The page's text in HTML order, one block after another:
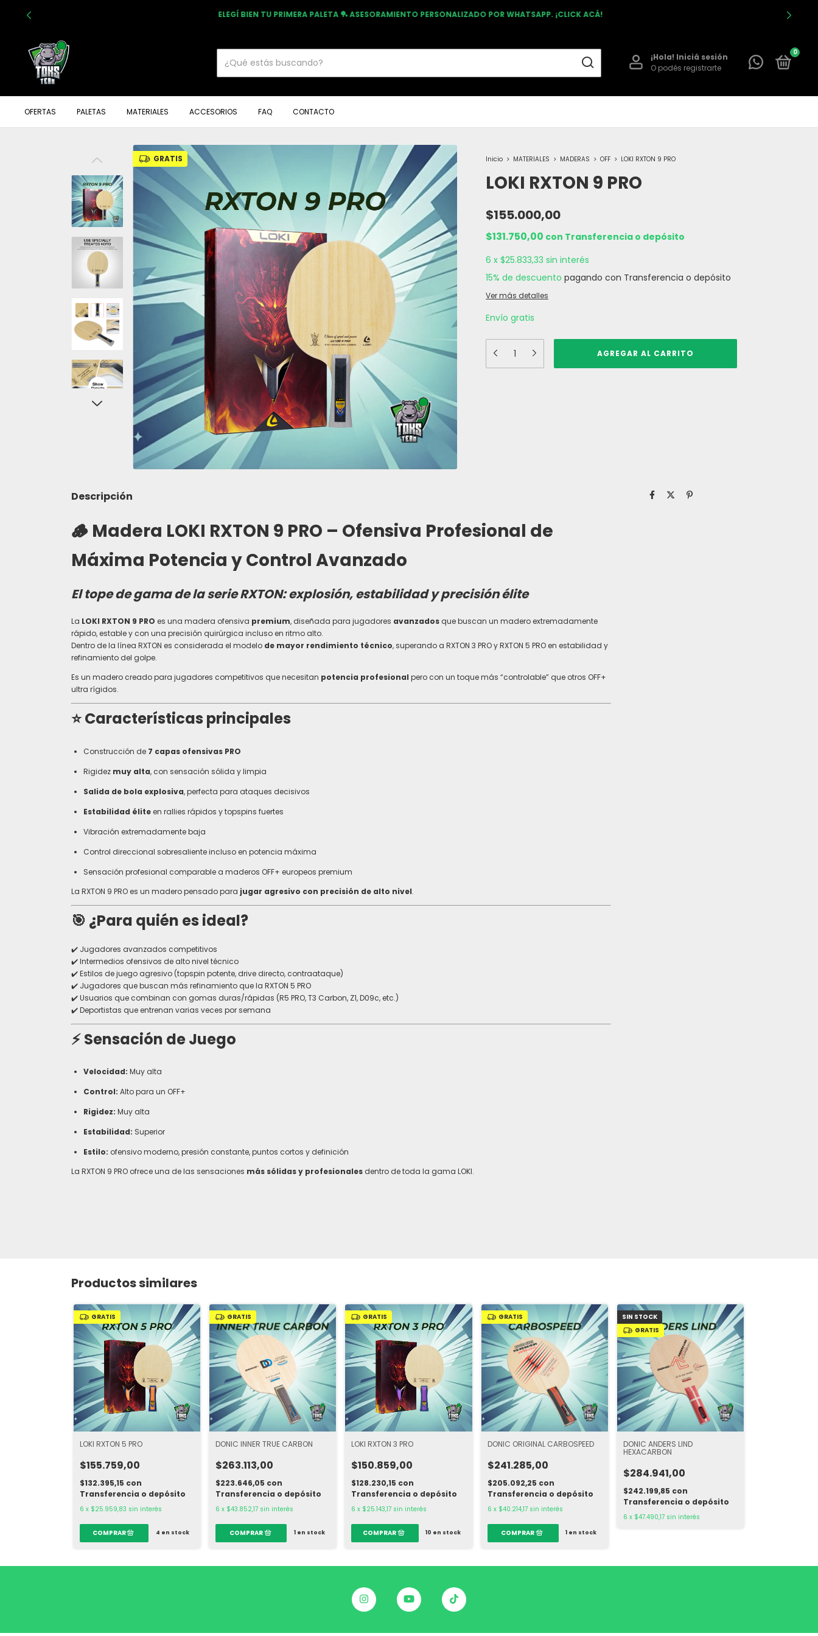
ELEGÍ BIEN TU PRIMERA PALETA 🏓 ASESORAMIENTO PERSONALIZADO POR WHATSAPP. ¡CLICK ACÁ!
¡Hola! Iniciá sesión
O podés registrarte
0
OFERTAS PALETAS MATERIALES ACCESORIOS FAQ CONTACTO
GRATIS Inicio > MATERIALES > MADERAS > OFF > LOKI RXTON 9 PRO
LOKI RXTON 9 PRO
$155.000,00
$131.750,00 con Transferencia o depósito
6 x $25.833,33 sin interés
15% de descuento pagando con Transferencia o depósito
Ver más detalles
Envío gratis
Descripción
🪵 Madera LOKI RXTON 9 PRO – Ofensiva Profesional de
Máxima Potencia y Control Avanzado
El tope de gama de la serie RXTON: explosión, estabilidad y precisión élite
La LOKI RXTON 9 PRO es una madera ofensiva premium, diseñada para jugadores avanzados que buscan un madero extremadamente
rápido, estable y con una precisión quirúrgica incluso en ritmo alto.
Dentro de la línea RXTON es considerada el modelo de mayor rendimiento técnico, superando a RXTON 3 PRO y RXTON 5 PRO en estabilidad y
refinamiento del golpe.
Es un madero creado para jugadores competitivos que necesitan potencia profesional pero con un toque más “controlable” que otros OFF+
ultra rígidos.
⭐Características principales
Construcción de 7 capas ofensivas PRO
Rigidez muy alta, con sensación sólida y limpia
Salida de bola explosiva, perfecta para ataques decisivos
Estabilidad élite en rallies rápidos y topspins fuertes
Vibración extremadamente baja
Control direccional sobresaliente incluso en potencia máxima
Sensación profesional comparable a maderos OFF+ europeos premium
La RXTON 9 PRO es un madero pensado para jugar agresivo con precisión de alto nivel.
🎯 ¿Para quién es ideal?
✔️ Jugadores avanzados competitivos
✔️ Intermedios ofensivos de alto nivel técnico
✔️ Estilos de juego agresivo (topspin potente, drive directo, contraataque)
✔️ Jugadores que buscan más refinamiento que la RXTON 5 PRO
✔️ Usuarios que combinan con gomas duras/rápidas (R5 PRO, T3 Carbon, Z1, D09c, etc.)
✔️ Deportistas que entrenan varias veces por semana
⚡Sensación de Juego
Velocidad: Muy alta
Control: Alto para un OFF+
Rigidez: Muy alta
Estabilidad: Superior
Estilo: ofensivo moderno, presión constante, puntos cortos y definición
La RXTON 9 PRO ofrece una de las sensaciones más sólidas y profesionales dentro de toda la gama LOKI.
Productos similares
GRATIS
LOKI RXTON 5 PRO
$155.759,00
$132.395,15 con
Transferencia o depósito
6 x $25.959,83 sin interés
4 en stock
GRATIS
DONIC INNER TRUE CARBON
$263.113,00
$223.646,05 con
Transferencia o depósito
6 x $43.852,17 sin interés
1en stock
GRATIS
LOKI RXTON 3 PRO
$150.859,00
$128.230,15 con
Transferencia o depósito
6 x $25.143,17 sin interés
10 en stock
GRATIS
DONIC ORIGINAL CARBOSPEED
$241.285,00
$205.092,25 con
Transferencia o depósito
6 x $40.214,17 sin interés
1 en stock
SIN STOCK
GRATIS
DONIC ANDERS LIND
HEXACARBON
$284.941,00
$242.199,85 con
Transferencia o depósito
6 x $47.490,17 sin interés